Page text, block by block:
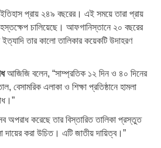
প্রায় ২৪৯ বছরের। এই সময়ে তারা প্রায়
চালিয়েছে। আফগানিস্তানে ২০ বছরের
তার কালো তালিকার কয়েকটি উদাহরণ
আজিজি বলেন, “সাম্প্রতিক ১২ দিন ও ৪০ দিনের
বেসামরিক এলাকা ও শিক্ষা প্রতিষ্ঠানে হামলা
অপরাধ করেছে তার বিস্তারিত তালিকা প্রস্তুত
করা উচিত। এটি জাতীয় দায়িত্ব।”